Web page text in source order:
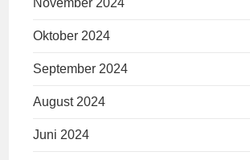
November 2024
Oktober 2024
September 2024
August 2024
Juni 2024